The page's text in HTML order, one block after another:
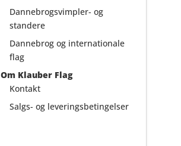
Dannebrogsvimpler- og
standere
Dannebrog og internationale
flag
Om Klauber Flag
Kontakt
Salgs- og leveringsbetingelser